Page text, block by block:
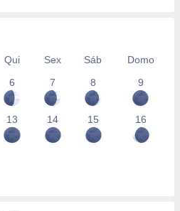
Qui Sex Sáb
Domo
6
7 8 9
13 14 15 16